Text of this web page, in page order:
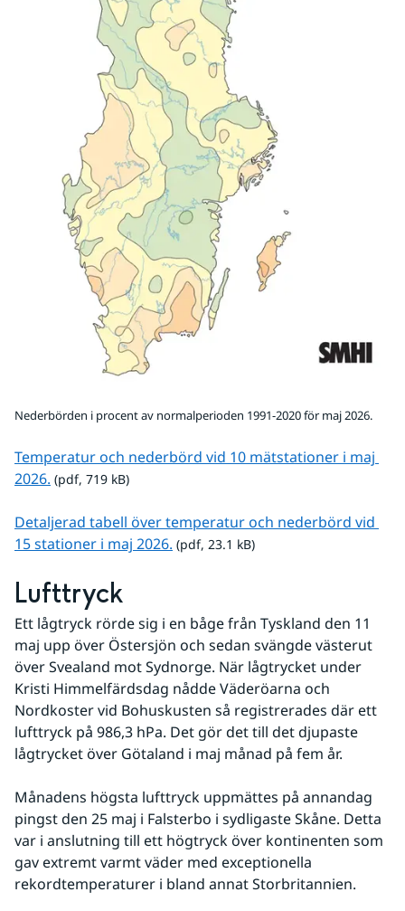
Nederbörden i procent av normalperioden 1991-2020 för maj 2026.
Temperatur och nederbörd vid 10 mätstationer i maj
2026. pdf, 719 kB.
(pdf, 719 kB)
Detaljerad tabell över temperatur och nederbörd vid
15 stationer i maj 2026. pdf, 23.1 kB.
(pdf, 23.1 kB)
Lufttryck
Ett lågtryck rörde sig i en båge från Tyskland den 11
maj upp över Östersjön och sedan svängde västerut
över Svealand mot Sydnorge. När lågtrycket under
Kristi Himmelfärdsdag nådde Väderöarna och
Nordkoster vid Bohuskusten så registrerades där ett
lufttryck på 986,3 hPa. Det gör det till det djupaste
lågtrycket över Götaland i maj månad på fem år.
Månadens högsta lufttryck uppmättes på annandag
pingst den 25 maj i Falsterbo i sydligaste Skåne. Detta
var i anslutning till ett högtryck över kontinenten som
gav extremt varmt väder med exceptionella
rekordtemperaturer i bland annat Storbritannien.